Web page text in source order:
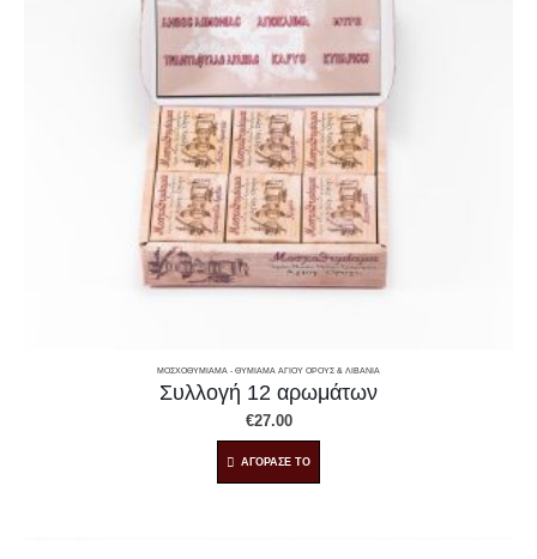
ΜΟΣΧΟΘΥΜΊΑΜΑ - ΘΥΜΊΑΜΑ ΑΓΊΟΥ ΌΡΟΥΣ & ΛΙΒΆΝΙΑ
Συλλογή 12 αρωμάτων
€27.00
ΑΓΟΡΑΣΕ ΤΟ